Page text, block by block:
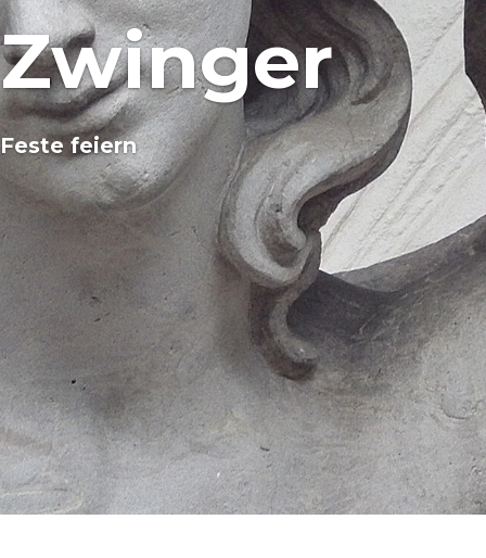
Zwinger
Feste feiern